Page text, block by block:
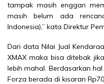
tampak masih enggan
masih belum ada
Indonesia),” kata Direktur
Dari data Nilai Jual
XMAX maka bisa ditebak
lebih mahal. Berdasarkan
Forza berada di kisaran